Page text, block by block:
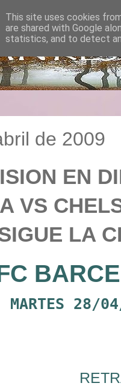
de 2009
EN
VS
LA
MARTES
This site uses cookies
are shared with Google
statistics, and to detect